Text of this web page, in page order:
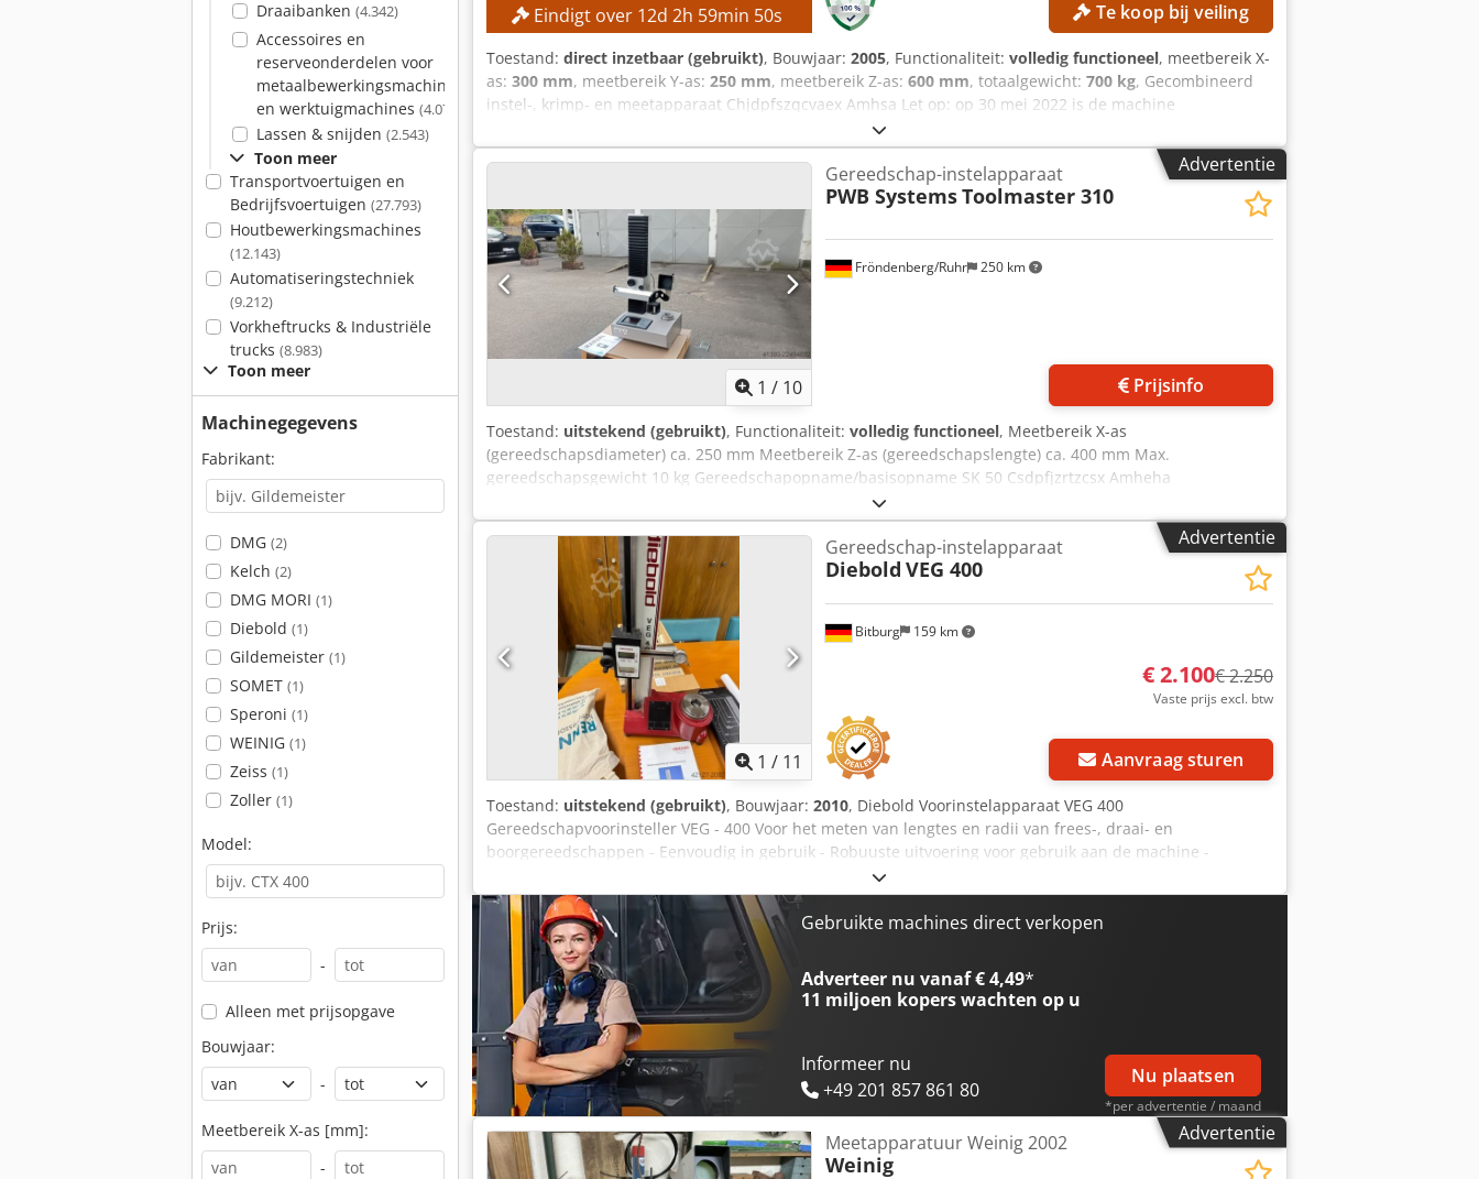
Draaibanken (4.342)
Accessoires en
reserveonderdelen voor
metaalbewerkingsmachines
en werktuigmachines (4.079)
Lassen & snijden (2.543)
Toon meer
Transportvoertuigen en
Bedrijfsvoertuigen (27.793)
Houtbewerkingsmachines
(12.143)
Automatiseringstechniek
(9.212)
Vorkheftrucks & Industriële
trucks (8.983)
Toon meer
Machinegegevens
Fabrikant:
DMG (2)
Kelch (2)
DMG MORI (1)
Diebold (1)
Gildemeister (1)
SOMET (1)
Speroni (1)
WEINIG (1)
Zeiss (1)
Zoller (1)
Model:
Prijs:
-
Alleen met prijsopgave
Bouwjaar:
-
Meetbereik X-as [mm]:
-
Eindigt over 12d 2h 59min 49s Te koop bij veiling
Toestand: direct inzetbaar (gebruikt), Bouwjaar: 2005, Functionaliteit: volledig functioneel, meetbereik X-
as: 300 mm, meetbereik Y-as: 250 mm, meetbereik Z-as: 600 mm, totaalgewicht: 700 kg, Gecombineerd
instel-, krimp- en meetapparaat Chjdpfszqcvaex Amhsa Let op: op 30 mei 2022 is de machine
gecontroleerd door een technicus van het bedrijf ZOLLER. Het krimpen is momenteel niet mogelijk. De
inductiespoel en de aansturingseenheid moeten worden vervangen. TECHNISCHE GEGEVENS
Meetbereiken Meetbereik X-as: 300 mm Meetbereik Y-as: 250 mm Meetbereik Z-as: 600 mm Procesduur
Koeltijd: max. 40 s Instel-, krimp- en controlemeetduur, inclusief koeling: max. 2 min MACHINEGEGEVENS
Besturing Type besturing: CNC Software: Saturn 1 Meetsysteem: ZOLLER Multivision II Afmetingen en
gewicht Machineafmetingen (L x B x H): 2.600 mm × 1.400 mm × 1.900 mm Machinegewicht: 700 kg
Afmetingen koelvloeistofreservoir (L x B x H): 800 mm × 600 mm × 920 mm UITRUSTING Automatisch
lengte-aanslagsysteem in de Z-as voor het instellen en krimpen tot de gewenste maat Controlemeting na
het krimp-proces Inductiespoel met steunpunt (moet vervangen worden) Koelsysteem met waterkoeling
Automatisch lengte-aanslagsysteem in de Z-as CNC-besturing Software Saturn 1 ZOLLER Multivision II Let
op: gereedschaphouders of opzetstukken zijn niet inbegrepen.
Advertentie
1 / 10
Fröndenberg/Ruhr 250 km
Gereedschap-instelapparaat
PWB SystemsToolmaster 310
Prijsinfo
Toestand: uitstekend (gebruikt), Functionaliteit: volledig functioneel, Meetbereik X-as
(gereedschapsdiameter) ca. 250 mm Meetbereik Z-as (gereedschapslengte) ca. 400 mm Max.
gereedschapsgewicht 10 kg Gereedschapopname/basisopname SK 50 Csdpfjzrtzcsx Amheha
Gereedschapsadapter SK50 naar SK40 Meetwaarde-aanduiding met
bedieningshandleiding/gebruikershandleidingen Goed onderhouden
gereedschapvoorbereidingsapparaat in zeer goede staat.
Advertentie
1 / 11
Bitburg 159 km
Gereedschap-instelapparaat
Diebold VEG 400
€ 2.100€ 2.250
Vaste prijs excl. btw
Aanvraag sturen
Toestand: uitstekend (gebruikt), Bouwjaar: 2010, Diebold Voorinstelapparaat VEG 400
Gereedschapvoorinsteller VEG - 400 Voor het meten van lengtes en radii van frees-, draai- en
boorgereedschappen - Eenvoudig in gebruik - Robuuste uitvoering voor gebruik aan de machine -
Universeel instelbaar - Draaibare spil van roestvrij staal - Referentiematen voor diameter en lengte op de
spil - Uitstekende rondloopnauwkeurigheid - Meetnauwkeurigheid kleiner dan 0,02 mm - Digitale
meetwaardeweergave, afleesnauwkeurigheid 0,01 mm - Data-uitgangen - Met dispenserbox voor
zelfklevende etiketten voor gereedschapsmarkering - Vergrendelbare fijninstelling voor precieze
benadering van meetwaarden - Reducering naar alle conusgroottes en cilindrische opname mogelijk
Technische gegevens: - Afmetingen: L x B x H 350 x 175 x 730 mm - Meetbereik: Lengte: 410 mm,
Diameter: 240 mm - Gewicht: 22 kg - Kleur: Rood RAL 3003 Chedex Nq Htjpfx Amhoa - Rondloop: spil
kleiner dan 0,005 mm - Meetnauwkeurigheid: kleiner dan 0,02 mm Topconditie - afkomstig van een school
Locatie: uit voorraad 54634 Bitburg - direct beschikbaar -
Gebruikte machines direct verkopen
Adverteer nu vanaf € 4,49*
11 miljoen koperswachten op u
Informeer nu
+49 201 857 861 80
Nu plaatsen
*per advertentie / maand
Advertentie
Meetapparatuur Weinig 2002
Weinig